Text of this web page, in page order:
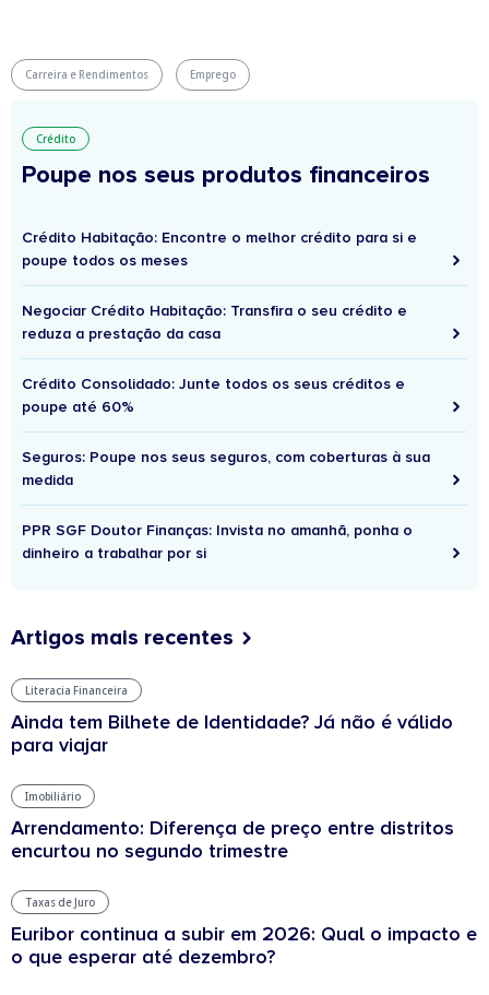
Carreira e Rendimentos Emprego
Crédito
Poupe nos seus produtos financeiros
Crédito Habitação: Encontre o melhor crédito para si e
poupe todos os meses
Negociar Crédito Habitação: Transfira o seu crédito e
reduza a prestação da casa
Crédito Consolidado: Junte todos os seus créditos e
poupe até 60%
Seguros: Poupe nos seus seguros, com coberturas à sua
medida
PPR SGF Doutor Finanças: Invista no amanhã, ponha o
dinheiro a trabalhar por si
Artigos mais recentes
Literacia Financeira
Ainda tem Bilhete de Identidade? Já não é válido
para viajar
Imobiliário
Arrendamento: Diferença de preço entre distritos
encurtou no segundo trimestre
Taxas de Juro
Euribor continua a subir em 2026: Qual o impacto e
o que esperar até dezembro?